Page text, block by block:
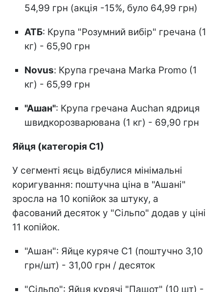
54,99 грн (акція -15%, було 64,99 грн)
АТБ: Крупа "Розумний вибір" гречана (1
кг) - 65,90 грн
Novus: Крупа гречана Marka Promo (1
кг) - 65,99 грн
"Ашан": Крупа гречана Auchan ядриця
швидкорозварювана (1 кг) - 69,90 грн
Яйця (категорія С1)
У сегменті яєць відбулися мінімальні
коригування: поштучна ціна в "Ашані"
зросла на 10 копійок за штуку, а
фасований десяток у "Сільпо" додав у ціні
11 копійок.
"Ашан": Яйце куряче С1 (поштучно 3,10
грн/шт) - 31,00 грн / десяток
"Сільпо": Яйця курячі "Пашот" (10 шт) -